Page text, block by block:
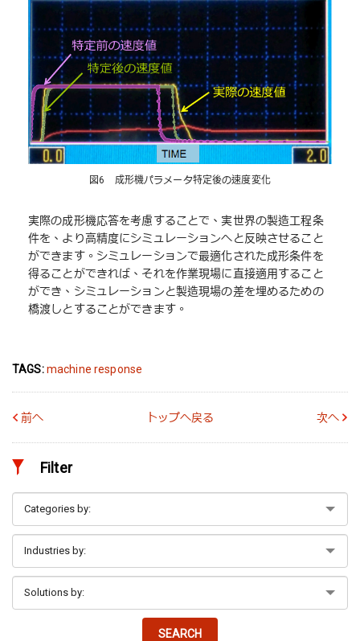
図6 成形機パラメータ特定後の速度変化
実際の成形機応答を考慮することで、実世界の製造工程条
件を、より高精度にシミュレーションへと反映させること
ができます。シミュレーションで最適化された成形条件を
得ることができれば、それを作業現場に直接適用すること
ができ、シミュレーションと製造現場の差を埋めるための
橋渡しとすることができます。
TAGS:machine response
前へ トップへ戻る 次へ
Filter
SEARCH